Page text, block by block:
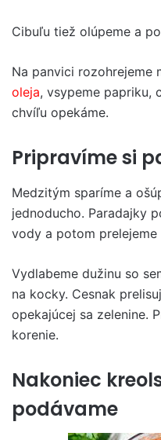
Cibuľu tiež olúpeme a
Na panvici rozohrejeme
oleja, vsypeme papriku,
chvíľu opekáme.
Pripravíme si
Medzitým sparíme a
jednoducho. Paradajky
vody a potom prelejeme
Vydlabeme dužinu so
na kocky. Cesnak
opekajúcej sa zelenine.
korenie.
Nakoniec
podávame